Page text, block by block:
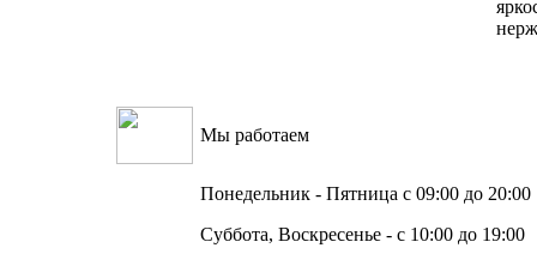
Мы работаем
Понедельник - Пятница с 09:00 до 20:00
Суббота, Воскресенье - с 10:00 до 19:00